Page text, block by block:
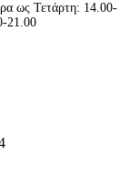
ως Τετάρτη: 14.00-
21.00